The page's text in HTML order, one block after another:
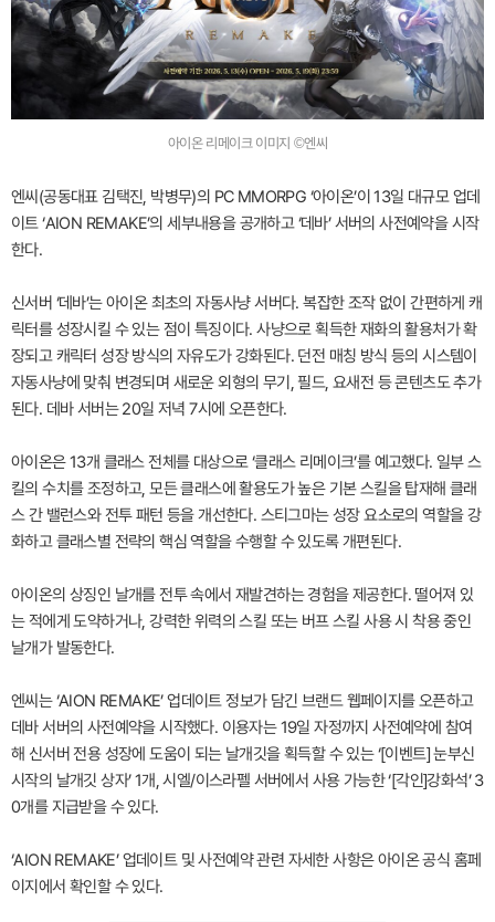
아이온 리메이크 이미지 ©엔씨
엔씨(공동대표 김택진, 박병무)의 PC MMORPG ‘아이온’이 13일 대규모 업데
이트 ‘AION REMAKE’의 세부내용을 공개하고 ‘데바’ 서버의 사전예약을 시작
한다.
신서버 ‘데바’는 아이온 최초의 자동사냥 서버다. 복잡한 조작 없이 간편하게 캐
릭터를 성장시킬 수 있는 점이 특징이다. 사냥으로 획득한 재화의 활용처가 확
장되고 캐릭터 성장 방식의 자유도가 강화된다. 던전 매칭 방식 등의 시스템이
자동사냥에 맞춰 변경되며 새로운 외형의 무기, 필드, 요새전 등 콘텐츠도 추가
된다. 데바 서버는 20일 저녁 7시에 오픈한다.
아이온은 13개 클래스 전체를 대상으로 ‘클래스 리메이크’를 예고했다. 일부 스
킬의 수치를 조정하고, 모든 클래스에 활용도가 높은 기본 스킬을 탑재해 클래
스 간 밸런스와 전투 패턴 등을 개선한다. 스티그마는 성장 요소로의 역할을 강
화하고 클래스별 전략의 핵심 역할을 수행할 수 있도록 개편된다.
아이온의 상징인 날개를 전투 속에서 재발견하는 경험을 제공한다. 떨어져 있
는 적에게 도약하거나, 강력한 위력의 스킬 또는 버프 스킬 사용 시 착용 중인
날개가 발동한다.
엔씨는 ‘AION REMAKE’ 업데이트 정보가 담긴 브랜드 웹페이지를 오픈하고
데바 서버의 사전예약을 시작했다. 이용자는 19일 자정까지 사전예약에 참여
해 신서버 전용 성장에 도움이 되는 날개깃을 획득할 수 있는 ‘[이벤트] 눈부신
시작의 날개깃 상자’ 1개, 시엘/이스라펠 서버에서 사용 가능한 ‘[각인]강화석’ 3
0개를 지급받을 수 있다.
‘AION REMAKE’ 업데이트 및 사전예약 관련 자세한 사항은 아이온 공식 홈페
이지에서 확인할 수 있다.